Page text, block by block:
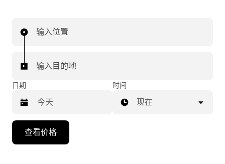
输入位置
输入目的地
日期
向
时间
现在
查看价格